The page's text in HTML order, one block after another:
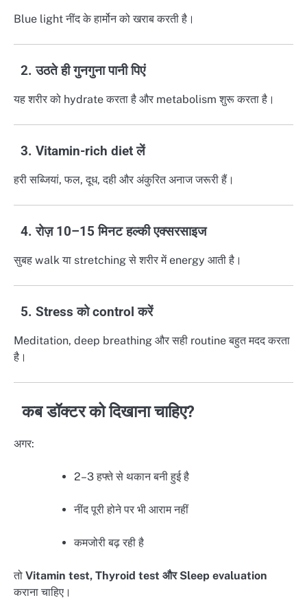
Blue light नींद के हार्मोन को खराब करती है।
2. उठते ही गुनगुना पानी पिएं
यह शरीर को hydrate करता है और metabolism शुरू करता है।
3. Vitamin-rich diet लें
हरी सब्जियां, फल, दूध, दही और अंकुरित अनाज जरूरी हैं।
4. रोज़ 10–15 मिनट हल्की एक्सरसाइज
सुबह walk या stretching से शरीर में energy आती है।
5. Stress को control करें
Meditation, deep breathing और सही routine बहुत मदद करता
है।
कब डॉक्टर को दिखाना चाहिए?
अगर:
2–3 हफ्ते से थकान बनी हुई है
नींद पूरी होने पर भी आराम नहीं
कमजोरी बढ़ रही है
तो Vitamin test, Thyroid test और Sleep evaluation
कराना चाहिए।